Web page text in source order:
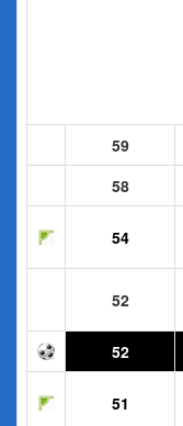
59
58
54
52
52
51